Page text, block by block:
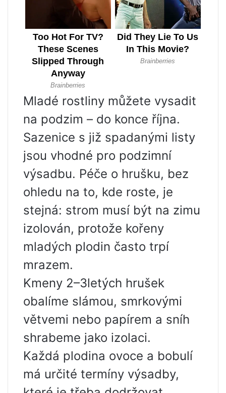
Mladé rostliny můžete vysadit
na podzim – do konce října.
Sazenice s již spadanými listy
jsou vhodné pro podzimní
výsadbu. Péče o hrušku, bez
ohledu na to, kde roste, je
stejná: strom musí být na zimu
izolován, protože kořeny
mladých plodin často trpí
mrazem.
Kmeny 2–3letých hrušek
obalíme slámou, smrkovými
větvemi nebo papírem a sníh
shrabeme jako izolaci.
Každá plodina ovoce a bobulí
má určité termíny výsadby,